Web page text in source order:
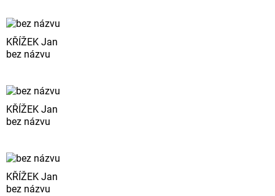
KŘÍŽEK Jan
bez názvu
KŘÍŽEK Jan
bez názvu
KŘÍŽEK Jan
bez názvu